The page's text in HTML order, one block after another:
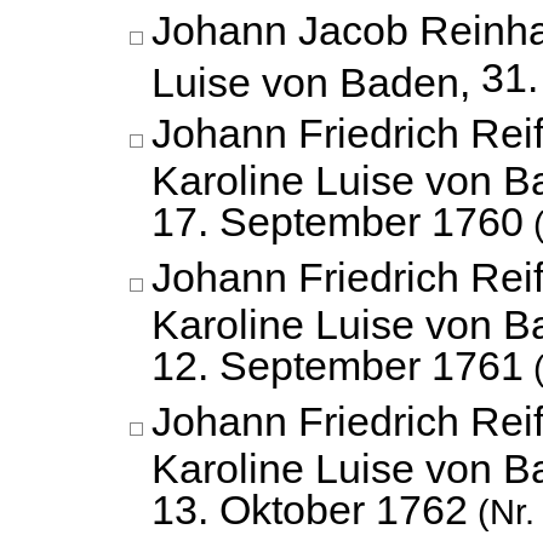
Johann Jacob
Luise von Baden,
Johann Friedrich
Karoline Luise von
17. September 1760
Johann Friedrich
Karoline Luise von
12. September 1761
Johann Friedrich
Karoline Luise von
13. Oktober 1762